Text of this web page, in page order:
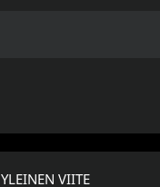
YLEINEN VIITE